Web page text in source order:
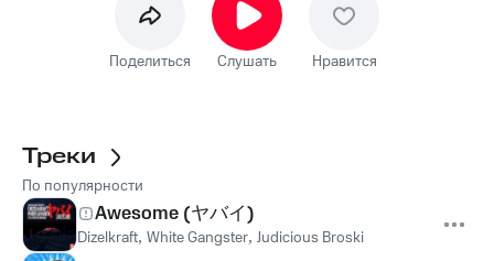
Поделиться Слушать Нравится
Треки
По популярности
Awesome (ヤバイ)
Dizelkraft, White Gangster, Judicious Broski